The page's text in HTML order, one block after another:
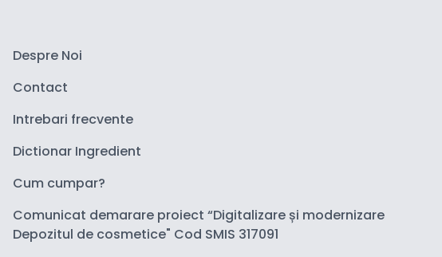
Despre Noi
Contact
Intrebari frecvente
Dictionar Ingredient
Cum cumpar?
Comunicat demarare proiect “Digitalizare și modernizare
Depozitul de cosmetice" Cod SMIS 317091